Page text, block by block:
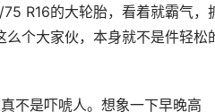
R16的大轮胎，看着就霸气，
个大家伙，本身就不是件轻松
不是吓唬人。想象一下早晚高